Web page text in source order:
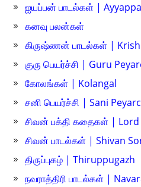
ஐயப்பன் பாடல்கள் |
கனவு பலன்கள்
கிருஷ்ணன் பாடல்கள் |
குரு பெயர்ச்சி | Guru
கோலங்கள் | Kolangal
சனி பெயர்ச்சி | Sani
சிவன் பக்தி கதைகள் | Lord
சிவன் பாடல்கள் | Shivan
திருப்புகழ் | Thiruppugazh
நவராத்திரி பாடல்கள் |